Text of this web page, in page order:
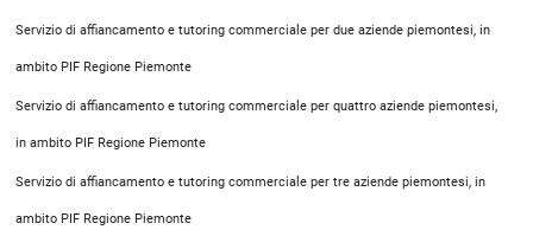
Servizio di affiancamento e tutoring commerciale per due aziende piemontesi, in
ambito PIF Regione Piemonte
Servizio di affiancamento e tutoring commerciale per quattro aziende piemontesi,
in ambito PIF Regione Piemonte
Servizio di affiancamento e tutoring commerciale per tre aziende piemontesi, in
ambito PIF Regione Piemonte